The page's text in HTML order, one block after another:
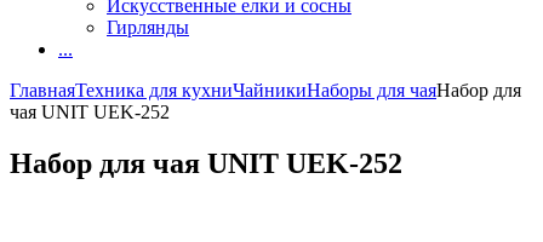
Искусственные елки и сосны
Гирлянды
...
ГлавнаяТехника для кухниЧайникиНаборы для чаяНабор для
чая UNIT UEK-252
Набор для чая UNIT UEK-252